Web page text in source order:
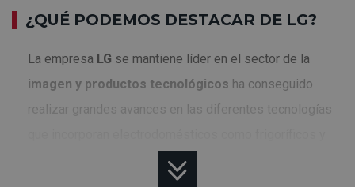
¿QUÉ PODEMOS DESTACAR DE LG?
La empresa LG se mantiene líder en el sector de la
imagen y productos tecnológicos ha conseguido
realizar grandes avances en las diferentes tecnologías